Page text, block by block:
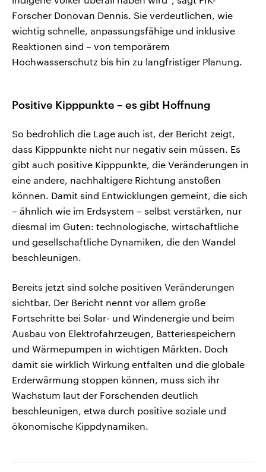
Forscher Donovan Dennis. Sie verdeutlichen, wie
wichtig schnelle, anpassungsfähige und inklusive
Reaktionen sind – von temporärem
Hochwasserschutz bis hin zu langfristiger Planung.
Positive Kipppunkte – es gibt Hoffnung
So bedrohlich die Lage auch ist, der Bericht zeigt,
dass Kipppunkte nicht nur negativ sein müssen. Es
gibt auch positive Kipppunkte, die Veränderungen in
eine andere, nachhaltigere Richtung anstoßen
können. Damit sind Entwicklungen gemeint, die sich
– ähnlich wie im Erdsystem – selbst verstärken, nur
diesmal im Guten: technologische, wirtschaftliche
und gesellschaftliche Dynamiken, die den Wandel
beschleunigen.
Bereits jetzt sind solche positiven Veränderungen
sichtbar. Der Bericht nennt vor allem große
Fortschritte bei Solar- und Windenergie und beim
Ausbau von Elektrofahrzeugen, Batteriespeichern
und Wärmepumpen in wichtigen Märkten. Doch
damit sie wirklich Wirkung entfalten und die globale
Erderwärmung stoppen können, muss sich ihr
Wachstum laut der Forschenden deutlich
beschleunigen, etwa durch positive soziale und
ökonomische Kippdynamiken.